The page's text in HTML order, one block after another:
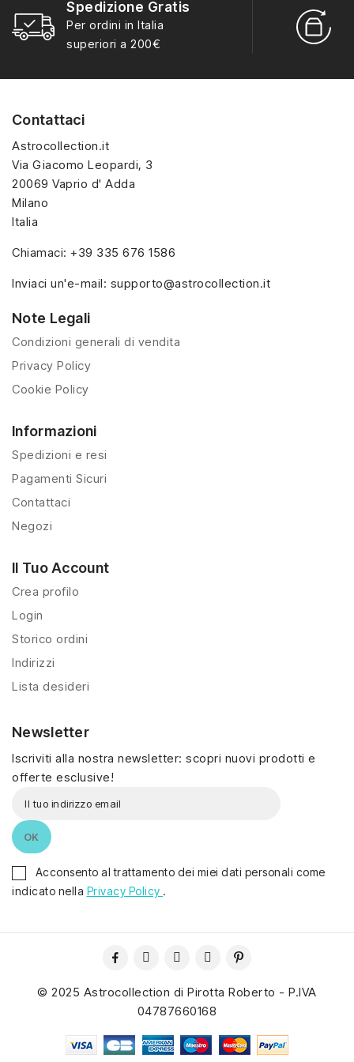
montare caratterizzate
da forme semplici e
colori essenziali. I
personaggi stilizzati,
gadget, pensati per
essere catalogati,
confrontati e integrati
nelle raccolte Kinder
montare caratterizzate
da forme semplici e
colori essenziali. I
personaggi stilizzati,
Spedizione Gratis
Per ordini in Italia
superiori a 200€
Contattaci
Astrocollection.it
Via Giacomo Leopardi, 3
20069 Vaprio d' Adda
Milano
Italia
Chiamaci: +39 335 676 1586
Inviaci un'e-mail: supporto@astrocollection.it
Note Legali
Condizioni generali di vendita
Privacy Policy
Cookie Policy
Informazioni
Spedizioni e resi
Pagamenti Sicuri
Contattaci
Negozi
Il Tuo Account
Crea profilo
Login
Storico ordini
Indirizzi
Lista desideri
Newsletter
Iscriviti alla nostra newsletter: scopri nuovi prodotti e
offerte esclusive!
Acconsento al trattamento dei miei dati personali come
indicato nella Privacy Policy .
© 2025 Astrocollection di Pirotta Roberto - P.IVA
04787660168